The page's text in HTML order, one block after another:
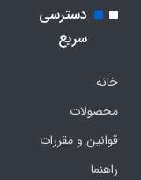
دسترسی
سریع
خانه
محصولات
قوانین و مقررات
راهنما